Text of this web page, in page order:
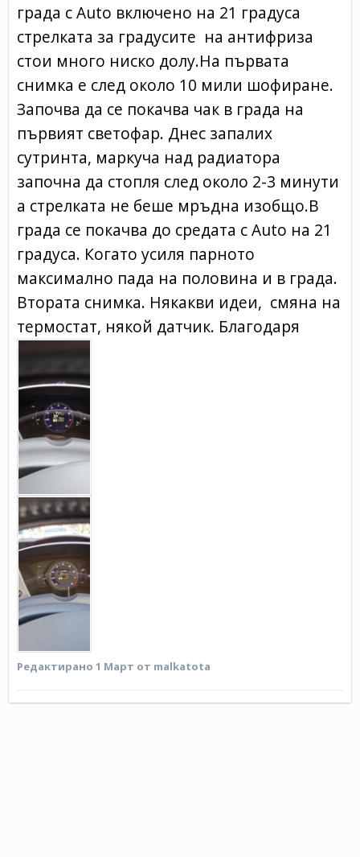
града с Auto включено на 21 градуса
стрелката за градусите на антифриза
стои много ниско долу.На първата
снимка е след около 10 мили шофиране.
Започва да се покачва чак в града на
първият светофар. Днес запалих
сутринта, маркуча над радиатора
започна да стопля след около 2-3 минути
а стрелката не беше мръдна изобщо.В
града се покачва до средата с Auto на 21
градуса. Когато усиля парното
максимално пада на половина и в града.
Втората снимка. Някакви идеи, смяна на
термостат, някой датчик. Благодаря
Редактирано 1 Март от malkatota